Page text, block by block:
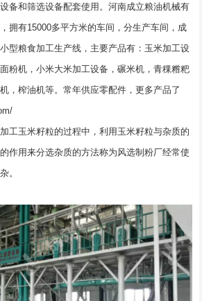
备和筛选设备配套使用。河南成立粮油机械有
拥有15000多平方米的车间，分生产车间，成
型粮食加工生产线，主要产品有：玉米加工设
粉机，小米大米加工设备，碾米机，青稞糌粑
，榨油机等。常年供应零配件，更多产品了
玉米籽粒的过程中，利用玉米籽粒与杂质的
作用来分选杂质的方法称为风选制粉厂经常使
。